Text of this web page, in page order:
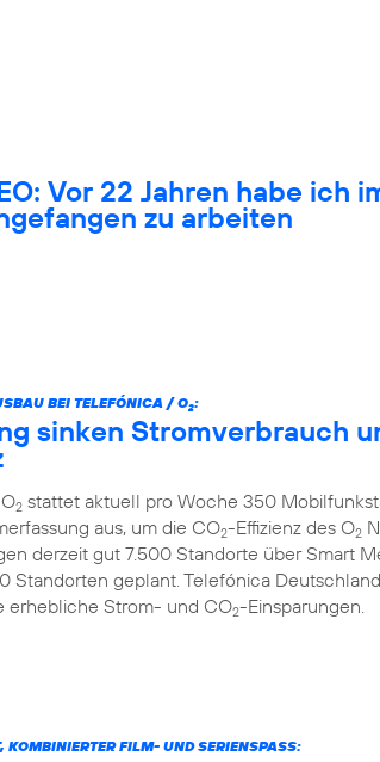
Vor 22 Jahren habe ich
zu arbeiten
BEI TELEFÓNICA / O2:
sinken Stromverbrauch
2 stattet aktuell pro Woche 350
aus, um die CO2-Effizienz des O2
derzeit gut 7.500 Standorte über Smart
Standorten geplant. Telefónica
erhebliche Strom- und CO2-Einsparungen.
KOMBINIERTER FILM- UND SERIENSPASS: